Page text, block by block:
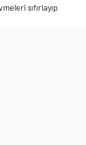
sıfırlayıp